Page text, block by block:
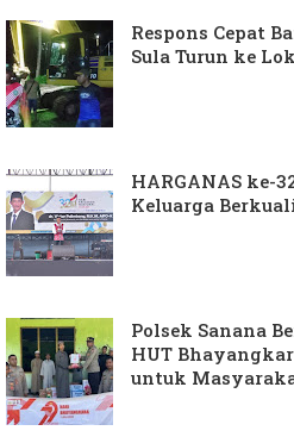
Respons Cepat
Sula Turun ke
HARGANAS ke-
Keluarga
Polsek Sanana
HUT
untuk